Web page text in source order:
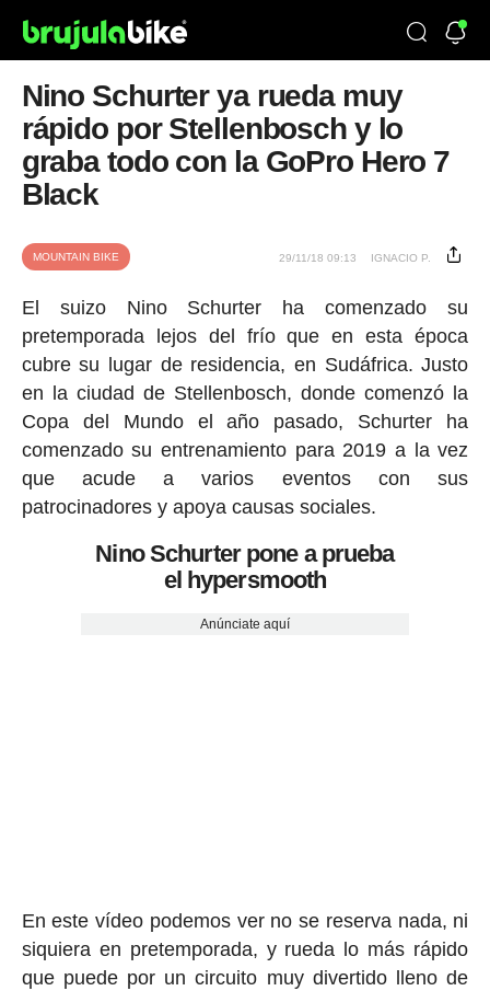
Nino Schurter ya rueda muy
rápido por Stellenbosch y lo
graba todo con la GoPro Hero 7
Black
MOUNTAIN BIKE 29/11/18 09:13 IGNACIO P.
El suizo Nino Schurter ha comenzado su
pretemporada lejos del frío que en esta época
cubre su lugar de residencia, en Sudáfrica. Justo
en la ciudad de Stellenbosch, donde comenzó la
Copa del Mundo el año pasado, Schurter ha
comenzado su entrenamiento para 2019 a la vez
que acude a varios eventos con sus
patrocinadores y apoya causas sociales.
Nino Schurter pone a prueba
el hypersmooth
Anúnciate aquí
En este vídeo podemos ver no se reserva nada, ni
siquiera en pretemporada, y rueda lo más rápido
que puede por un circuito muy divertido lleno de